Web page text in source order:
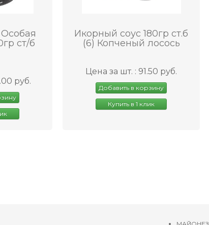
ст/б
руб.
Икорный соус 180гр ст.б
(6) Копченый лосось
Цена за шт. : 91.50 руб.
Добавить в корзину
Купить в 1 клик